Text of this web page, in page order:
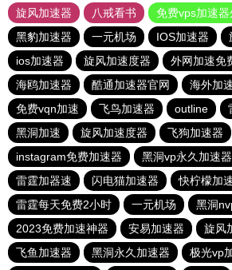
旋风加速器
八戒看书
免费vps加速
黑豹加速器
一元机场 IOS加速器
ios加速器
旋风加速度器 外网加速免
海鸥加速器
酷通加速器官网
海外加
免费vqn加速
飞鸟加速器 outline
黑洞加速
旋风加速度器
飞狗加速器
instagram免费加速器
黑洞vp永久加速器
雷霆加器速
闪电猫加速器 快柠檬加
雷霆每天免费2小时
一元机场
黑洞
2023免费加速神器
安易加速器
旋风
飞鱼加速器
黑洞永久加速器 极光vp